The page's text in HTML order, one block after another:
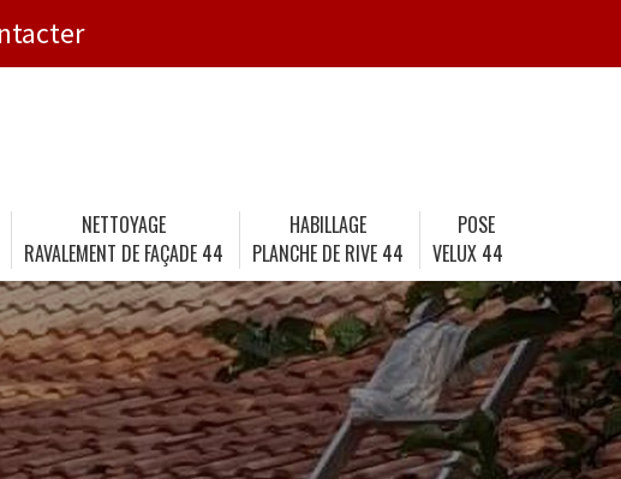
NETTOYAGE
RAVALEMENT DE FAÇADE 44
HABILLAGE
PLANCHE DE RIVE 44
POSE
VELUX 44